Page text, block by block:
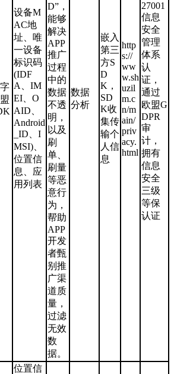
设备M
AC地
址、唯
一设备
标识码
(IDF
A、IM
EI、O
AID、
Android
_ID、I
MSI)、
位置信
息、应
用列表
D”，
能够
解决
APP
推广
过程
中的
数据
不透
明，
以及
刷
单、
刷量
等恶
意行
为，
帮助
APP
开发
者甄
别推
广渠
道质
量，
过滤
无效
数
据。
数据
分析
嵌入
第三
方S
D
K，
SD
K收
集传
输个
人信
息
http
s://
ww
w.sh
uzil
m.c
n/m
ain/
priv
acy.
html
27001
信息
安全
管理
体系
认
证，
通过
欧盟G
DPR
审
计，
拥有
信息
安全
三级
等保
认证
位置信